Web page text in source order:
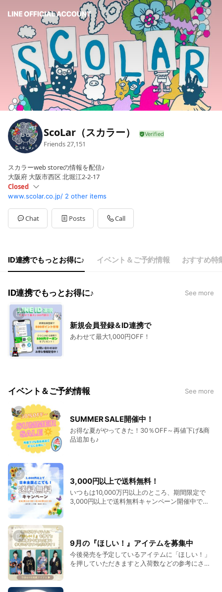
ScoLar（スカラー）
Friends27,151
スカラーweb storeの情報を配信♪
大阪府 大阪市西区 北堀江2-2-17
Closed
SunClosed
Mon10:00 - 17:00
Tue10:00 - 17:00
Wed10:00 - 17:00
Sat Closed
土曜日曜祭日は休み、GW・お盆・お正月は別途休業となります
www.scolar.co.jp/ 2 other items
Chat Posts Call
ID連携でもっとお得に♪ イベント＆ご予約情報 おすすめ特
ID連携でもっとお得に♪ See more
新規会員登録＆ID連携で
あわせて最大1,000円OFF！
イベント＆ご予約情報 See more
SUMMER SALE開催中！
お得な夏がやってきた！30％OFF～再値下げ&商
品追加も♪
3,000円以上で送料無料！
いつもは10,000万円以上のところ、期間限定で
3,000円以上で送料無料キャンペーン開催中で
9月の『ほしい！』アイテムを募集中
今後発売を予定しているアイテムに「ほしい！」
を押していただきますと入荷数などの参考にさせ